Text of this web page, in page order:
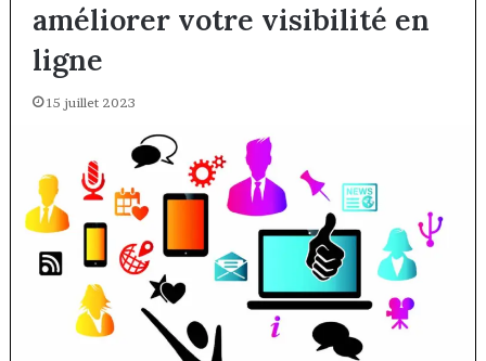
améliorer votre visibilité en
ligne
15 juillet 2023